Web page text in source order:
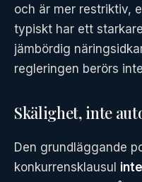
och är mer restriktiv,
typiskt har ett
jämbördig
regleringen berörs
Skälighet, inte
Den grundläggande
konkurrensklausul